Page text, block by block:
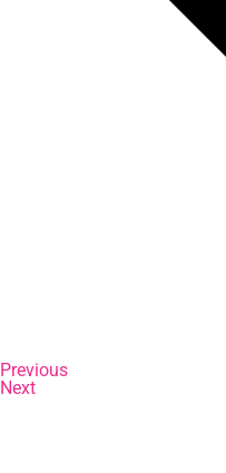
Previous
Next